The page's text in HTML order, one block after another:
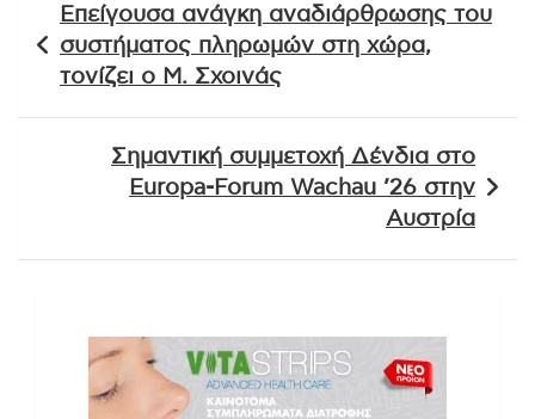
άρθρων
Επείγουσα ανάγκη αναδιάρθρωσης του
συστήματος πληρωμών στη χώρα,
τονίζει ο Μ. Σχοινάς
Σημαντική συμμετοχή Δένδια στο
Europa-Forum Wachau ’26 στην
Αυστρία